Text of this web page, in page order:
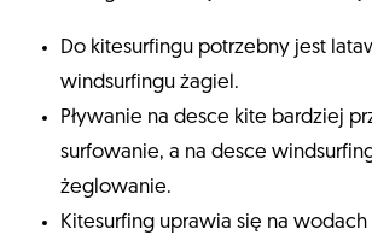
Do kitesurfingu potrzebny jest
windsurfingu żagiel.
Pływanie na desce kite bardziej
surfowanie, a na desce
żeglowanie.
Kitesurfing uprawia się na wodach